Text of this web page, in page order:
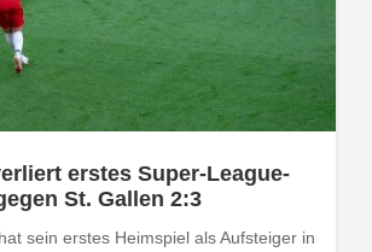
erstes Super-League-
St. Gallen 2:3
sein erstes Heimspiel als Aufsteiger in